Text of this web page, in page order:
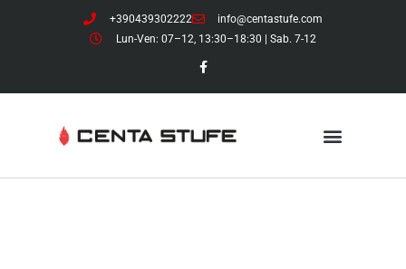
+390439302222
info@centastufe.com
Lun-Ven: 07–12, 13:30–18:30 | Sab. 7-12